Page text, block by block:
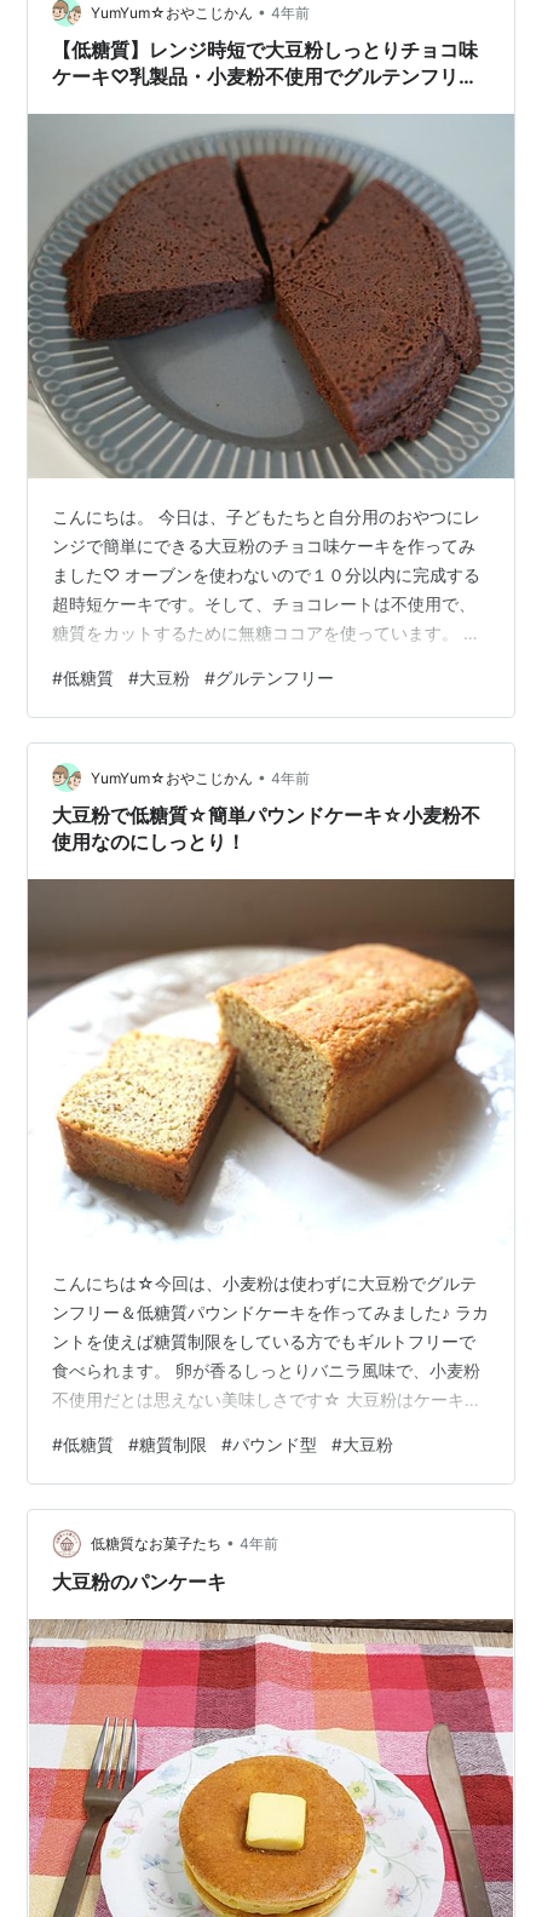
由 さっそくパパっと作ってしまいましょう 完成！実食！
まとめ 私が大豆粉を買った理由 始まりはお好み焼きが食
べたいな～っ…
YumYum☆おやこじかん • 4年前
【低糖質】レンジ時短で大豆粉しっとりチョコ味
ケーキ♡乳製品・小麦粉不使用でグルテンフリ
こんにちは。 今日は、子どもたちと自分用のおやつにレ
ンジで簡単にできる大豆粉のチョコ味ケーキを作ってみ
ました♡ オーブンを使わないので１０分以内に完成する
超時短ケーキです。そして、チョコレートは不使用で、
糖質をカットするために無糖ココアを使っています。 ま
りふわふわの生地です(^_^)v小麦粉を使っていないなんて
言われないとわからないほどしっとり食感です。また、
無糖ココアをたっぷりと使っているので満足感があり、
ココアのおかげで大豆特有のにおいも感じません。 私と
夫はあまり糖質をとらないように気をつけており、次男
はグルテンを摂りすぎると肌荒れがお…
#低糖質 #大豆粉 #グルテンフリー
YumYum☆おやこじかん • 4年前
大豆粉で低糖質☆簡単パウンドケーキ☆小麦粉不
使用なのにしっとり！
こんにちは☆今回は、小麦粉は使わずに大豆粉でグルテ
ンフリー＆低糖質パウンドケーキを作ってみました♪ ラカ
ントを使えば糖質制限をしている方でもギルトフリーで
食べられます。 卵が香るしっとりバニラ風味で、小麦粉
不使用だとは思えない美味しさです☆ 大豆粉はケーキつ
ダーに比べてとてもしっとりするし、大豆特有の臭みも
あまり感じません。 ほんのり大豆の香りがするとても優
しい味のパウンドケーキです。 混ぜて焼くだけの簡単レ
シピをご紹介します♪ 材料 （18ｃｍパウンドケーキ型１
台分） ○バター ６０ｇ ○ラカントまたは砂糖 ６０ｇ ○
#低糖質 #糖質制限 #パウンド型 #大豆粉
低糖質なお菓子たち • 4年前
大豆粉のパンケーキ